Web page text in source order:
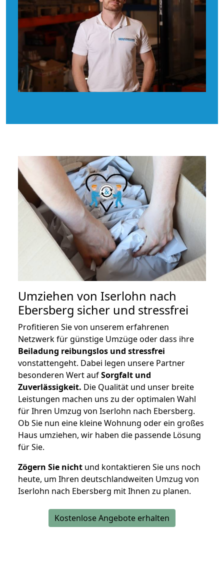
Umziehen von Iserlohn nach
Ebersberg sicher und stressfrei
Profitieren Sie von unserem erfahrenen
Netzwerk für günstige Umzüge oder dass ihre
Beiladung reibungslos und stressfrei
vonstattengeht. Dabei legen unsere Partner
besonderen Wert aufSorgfalt und
Zuverlässigkeit. Die Qualität und unser breite
Leistungen machen uns zu der optimalen Wahl
für Ihren Umzug von Iserlohn nach Ebersberg.
Ob Sie nun eine kleine Wohnung oder ein großes
Haus umziehen, wir haben die passende Lösung
für Sie.
Zögern Sie nicht und kontaktieren Sie uns noch
heute, um Ihren deutschlandweiten Umzug von
Iserlohn nach Ebersberg mit Ihnen zu planen.
Kostenlose Angebote erhalten